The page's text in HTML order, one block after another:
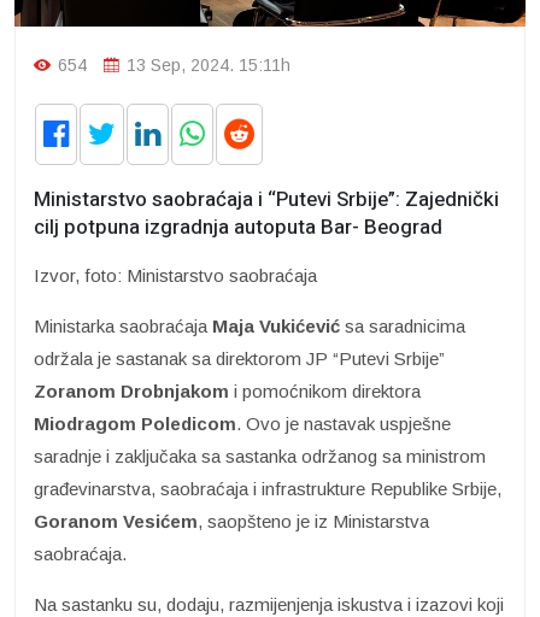
654 13 Sep, 2024. 15:11h
Ministarstvo saobraćaja i “Putevi Srbije”: Zajednički
cilj potpuna izgradnja autoputa Bar- Beograd
Izvor, foto: Ministarstvo saobraćaja
Ministarka saobraćaja Maja Vukićević sa saradnicima
održala je sastanak sa direktorom JP “Putevi Srbije”
Zoranom Drobnjakom i pomoćnikom direktora
Miodragom Poledicom. Ovo je nastavak uspješne
saradnje i zaključaka sa sastanka održanog sa ministrom
građevinarstva, saobraćaja i infrastrukture Republike Srbije,
Goranom Vesićem, saopšteno je iz Ministarstva
saobraćaja.
Na sastanku su, dodaju, razmijenjenja iskustva i izazovi koji